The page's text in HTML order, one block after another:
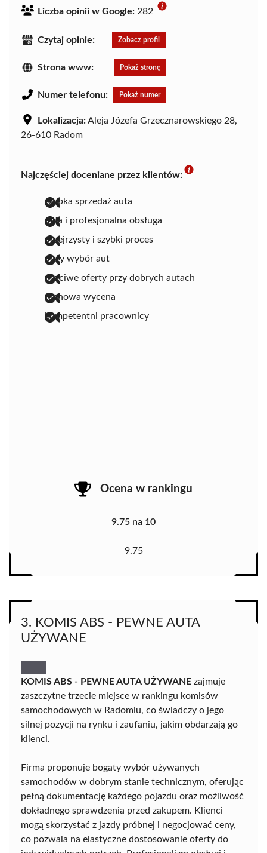
Liczba opinii w Google: 282
Czytaj opinie: Zobacz profil
Strona www: Pokaż stronę
Numer telefonu: Pokaż numer
Lokalizacja:Aleja Józefa Grzecznarowskiego 28,
26-610 Radom
Najczęściej doceniane przez klientów:
szybka sprzedaż auta
miła i profesjonalna obsługa
przejrzysty i szybki proces
duży wybór aut
uczciwe oferty przy dobrych autach
fachowa wycena
kompetentni pracownicy
Ocena w rankingu
9.75 na 10
9.75
3. KOMIS ABS - PEWNE AUTA
UŻYWANE
KOMIS ABS - PEWNE AUTA UŻYWANE zajmuje
zaszczytne trzecie miejsce w rankingu komisów
samochodowych w Radomiu, co świadczy o jego
silnej pozycji na rynku i zaufaniu, jakim obdarzają go
klienci.
Firma proponuje bogaty wybór używanych
samochodów w dobrym stanie technicznym, oferując
pełną dokumentację każdego pojazdu oraz możliwość
dokładnego sprawdzenia przed zakupem. Klienci
mogą skorzystać z jazdy próbnej i negocjować ceny,
co pozwala na elastyczne dostosowanie oferty do